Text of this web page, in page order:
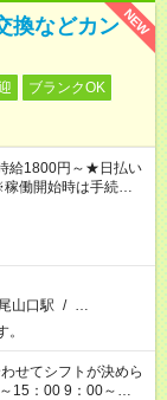
NEW
換などカン
ブランクOK
給1800円～★日払い
働開始時は手続き完
山口駅 / …
15：00 9：00～